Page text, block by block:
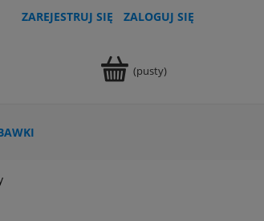
ZAREJESTRUJ SIĘ ZALOGUJ SIĘ
(pusty)